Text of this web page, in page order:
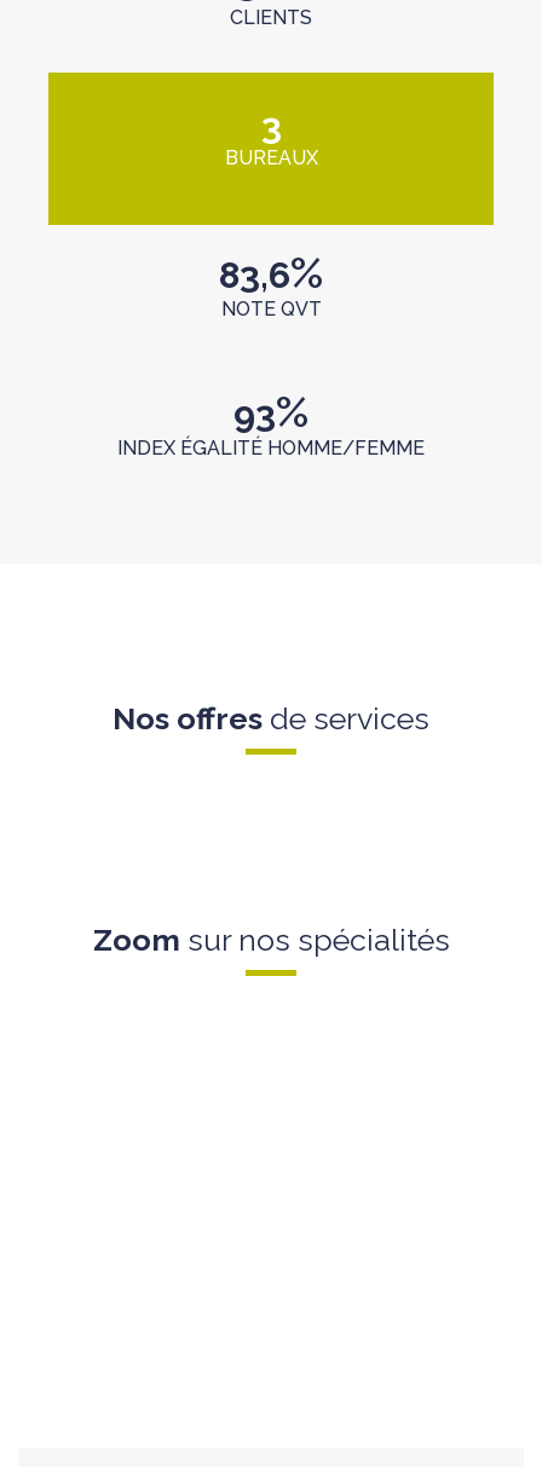
CLIENTS
3
BUREAUX
83,6%
NOTE QVT
93%
INDEX ÉGALITÉ HOMME/FEMME
Nos offres de services
Zoom sur nos spécialités